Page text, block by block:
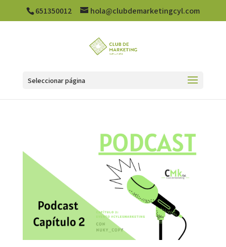
651350012 hola@clubdemarketingcyl.com
Seleccionar página